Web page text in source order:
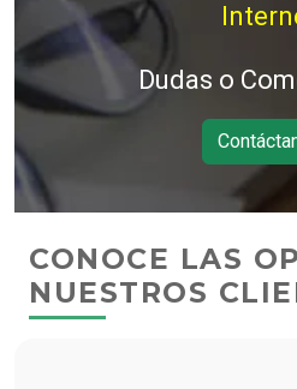
Dudas o
CONOCE LAS
NUESTROS